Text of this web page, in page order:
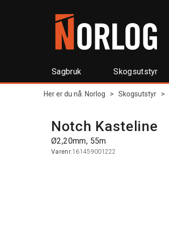
Sagbruk Skogsutstyr
Her er du nå: Norlog > Skogsutstyr >
Notch Kasteline
Ø2,20mm, 55m
Varenr:161459001222